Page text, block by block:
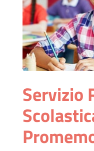
Servizio